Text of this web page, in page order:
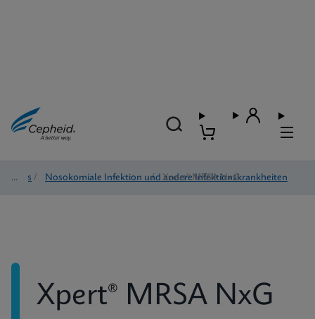
Tests / Nosokomiale Infektion und andere Infektionskrankheiten
/ Xpert® MRSA NxG
Xpert® MRSA NxG